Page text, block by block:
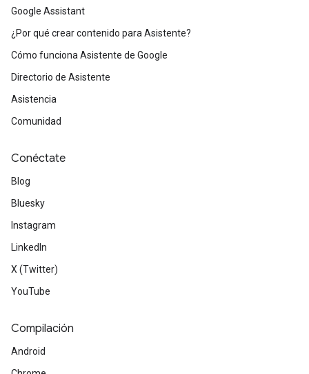
Google Assistant
¿Por qué crear contenido para Asistente?
Cómo funciona Asistente de Google
Directorio de Asistente
Asistencia
Comunidad
Conéctate
Blog
Bluesky
Instagram
LinkedIn
X (Twitter)
YouTube
Compilación
Android